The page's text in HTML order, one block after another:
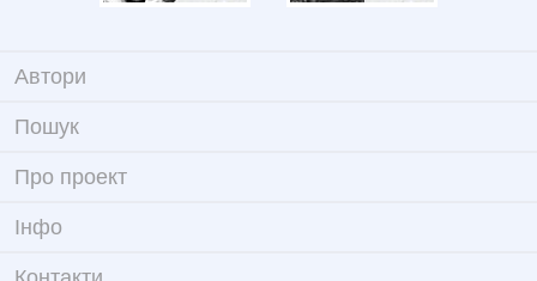
Автори
Пошук
Про проект
Iнфо